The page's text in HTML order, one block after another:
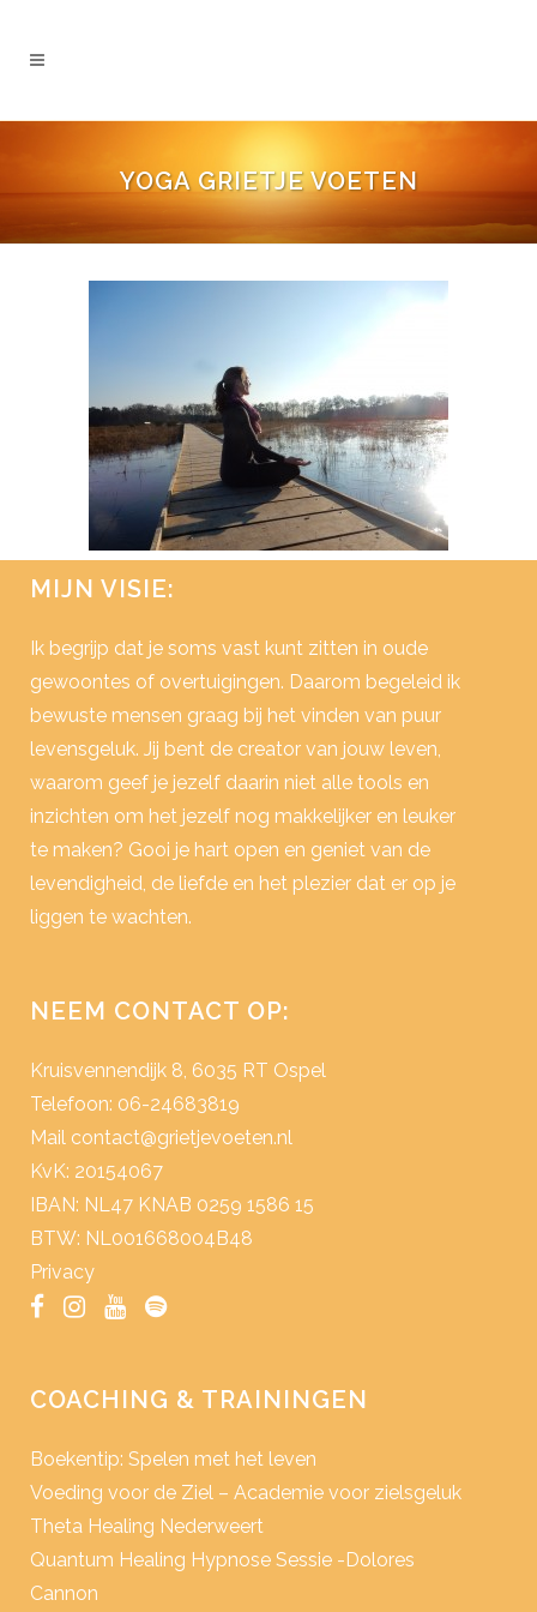
YOGA GRIETJE VOETEN
MIJN VISIE:
Ik begrijp dat je soms vast kunt zitten in oude
gewoontes of overtuigingen. Daarom begeleid ik
bewuste mensen graag bij het vinden van puur
levensgeluk. Jij bent de creator van jouw leven,
waarom geef je jezelf daarin niet alle tools en
inzichten om het jezelf nog makkelijker en leuker
te maken? Gooi je hart open en geniet van de
levendigheid, de liefde en het plezier dat er op je
liggen te wachten.
NEEM CONTACT OP:
Kruisvennendijk 8, 6035 RT Ospel
Telefoon: 06-24683819
Mail contact@grietjevoeten.nl
KvK: 20154067
IBAN: NL47 KNAB 0259 1586 15
BTW: NL001668004B48
Privacy
COACHING & TRAININGEN
Boekentip: Spelen met het leven
Voeding voor de Ziel – Academie voor zielsgeluk
Theta Healing Nederweert
Quantum Healing Hypnose Sessie -Dolores
Cannon